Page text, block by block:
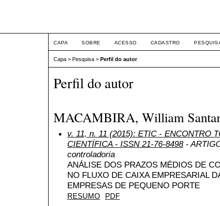
CAPA SOBRE ACESSO CADASTRO
Capa > Pesquisa > Perfil do autor
Perfil do autor
MACAMBIRA, William
v. 11, n. 11 (2015): ETIC - ENCONTRO
CIENTÍFICA - ISSN 21-76-8498-
controladoria
ANÁLISE DOS PRAZOS MÉDIOS DE
NO FLUXO DE CAIXA EMPRESARIAL
EMPRESAS DE PEQUENO PORTE
RESUMO PDF